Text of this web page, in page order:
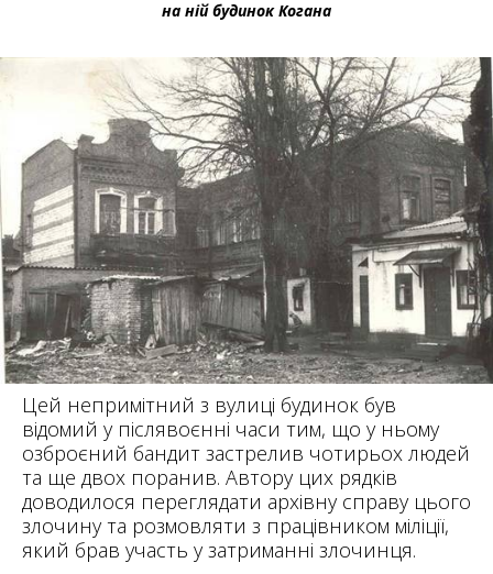
на ній будинок Когана
Цей непримітний з вулиці будинок був
відомий у післявоєнні часи тим, що у ньому
озброєний бандит застрелив чотирьох людей
та ще двох поранив. Автору цих рядків
доводилося переглядати архівну справу цього
злочину та розмовляти з працівником міліції,
який брав участь у затриманні злочинця.